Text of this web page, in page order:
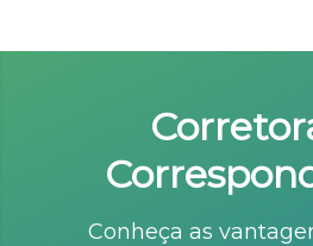
Conheça as